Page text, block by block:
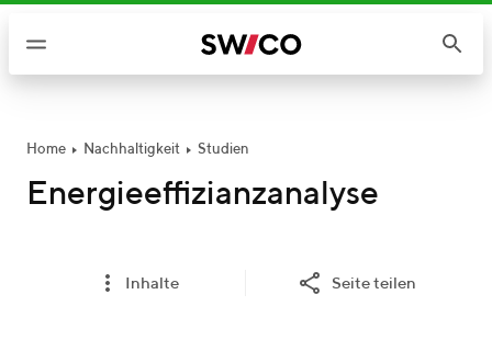
Home Nachhaltigkeit Studien
Energieeffizianzanalyse
Inhalte Seite teilen